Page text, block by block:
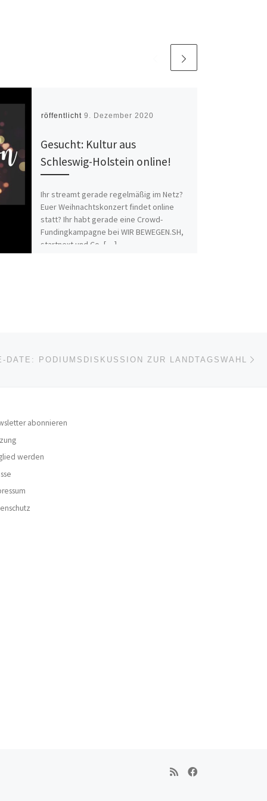
Veröffentlicht 9. Dezember 2020
Gesucht: Kultur aus
Schleswig-Holstein online!
Ihr streamt gerade regelmäßig im Netz?
Euer Weihnachtskonzert findet online
statt? Ihr habt gerade eine Crowd-
Fundingkampagne bei WIR BEWEGEN.SH,
startnext und Co. […]
DATE: PODIUMSDISKUSSION ZUR LANDTAGSWAHL
abonnieren
werden